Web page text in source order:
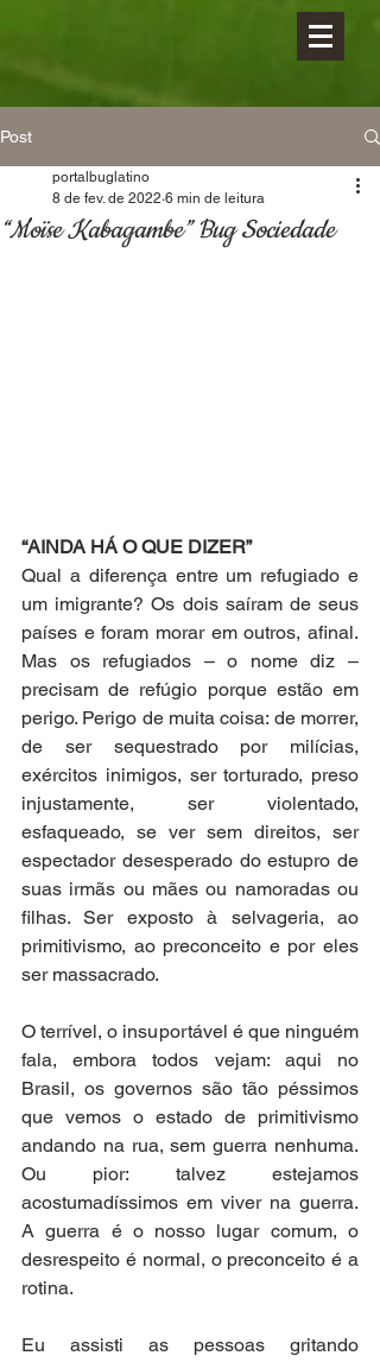
Post
“Moïse Kabagambe” Bug Sociedade
portalbuglatino
8 de fev. de 2022 6 min de leitura
“AINDA HÁ O QUE DIZER”
Qual a diferença entre um refugiado e
um imigrante? Os dois saíram de seus
países e foram morar em outros, afinal.
Mas os refugiados – o nome diz –
precisam de refúgio porque estão em
perigo. Perigo de muita coisa: de morrer,
de ser sequestrado por milícias,
exércitos inimigos, ser torturado, preso
injustamente, ser violentado,
esfaqueado, se ver sem direitos, ser
espectador desesperado do estupro de
suas irmãs ou mães ou namoradas ou
filhas. Ser exposto à selvageria, ao
primitivismo, ao preconceito e por eles
ser massacrado.
O terrível, o insuportável é que ninguém
fala, embora todos vejam: aqui no
Brasil, os governos são tão péssimos
que vemos o estado de primitivismo
andando na rua, sem guerra nenhuma.
Ou pior: talvez estejamos
acostumadíssimos em viver na guerra.
A guerra é o nosso lugar comum, o
desrespeito é normal, o preconceito é a
rotina.
Eu assisti as pessoas gritando